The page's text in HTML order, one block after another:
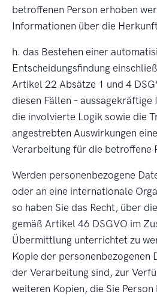
betroffenen Person erhoben
Informationen über die
h. das Bestehen einer
Entscheidungsfindung
Artikel 22 Absätze 1 und 4
diesen Fällen –
die involvierte Logik sowie die
angestrebten Auswirkungen
Verarbeitung für die betroffene
Werden personenbezogene
oder an eine internationale
so haben Sie das Recht, über
gemäß Artikel 46 DSGVO im
Übermittlung unterrichtet zu
Kopie der personenbezogenen
der Verarbeitung sind, zur
weiteren Kopien, die Sie